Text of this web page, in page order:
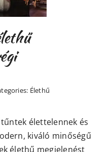
Élethű
élettelennek és
kiváló minőségű
élethű megjelenést